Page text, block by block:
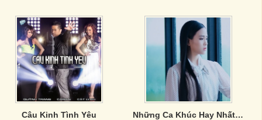
Câu Kinh Tình Yêu Những Ca Khúc Hay Nhất Của Quỳnh Trang